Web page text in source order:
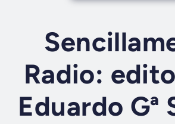
Radio:
Eduardo Gª